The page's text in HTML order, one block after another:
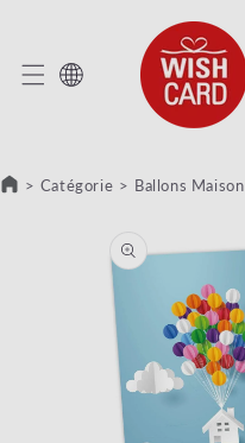
PASSER AU CONTENU
> Catégorie > Ballons Maison